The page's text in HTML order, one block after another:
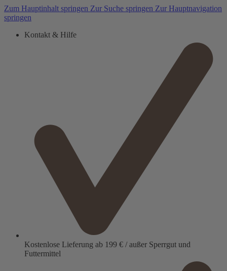
Zum Hauptinhalt springen Zur Suche springen Zur Hauptnavigation
springen
Kontakt & Hilfe
Kostenlose Lieferung ab 199 € / außer Sperrgut und
Futtermittel